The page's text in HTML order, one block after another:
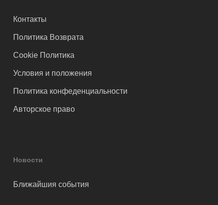
Контакты
Политика Возврата
Cookie Политика
Условия и положения
Политика конфеденциальности
Авторское право
Новости
Ближайшия события